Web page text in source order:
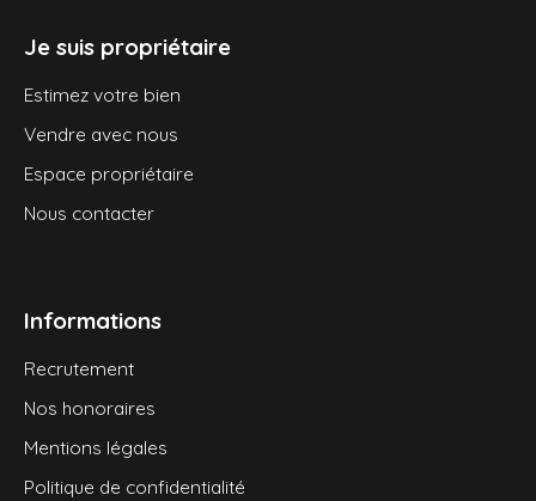
Je suis propriétaire
Estimez votre bien
Vendre avec nous
Espace propriétaire
Nous contacter
Informations
Recrutement
Nos honoraires
Mentions légales
Politique de confidentialité